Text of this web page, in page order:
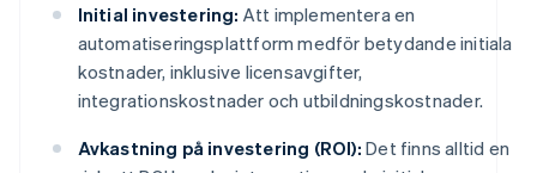
Initial investering: Att implementera en
automatiseringsplattform medför betydande initiala
kostnader, inklusive licensavgifter,
integrationskostnader och utbildningskostnader.
Avkastning på investering (ROI): Det finns alltid en